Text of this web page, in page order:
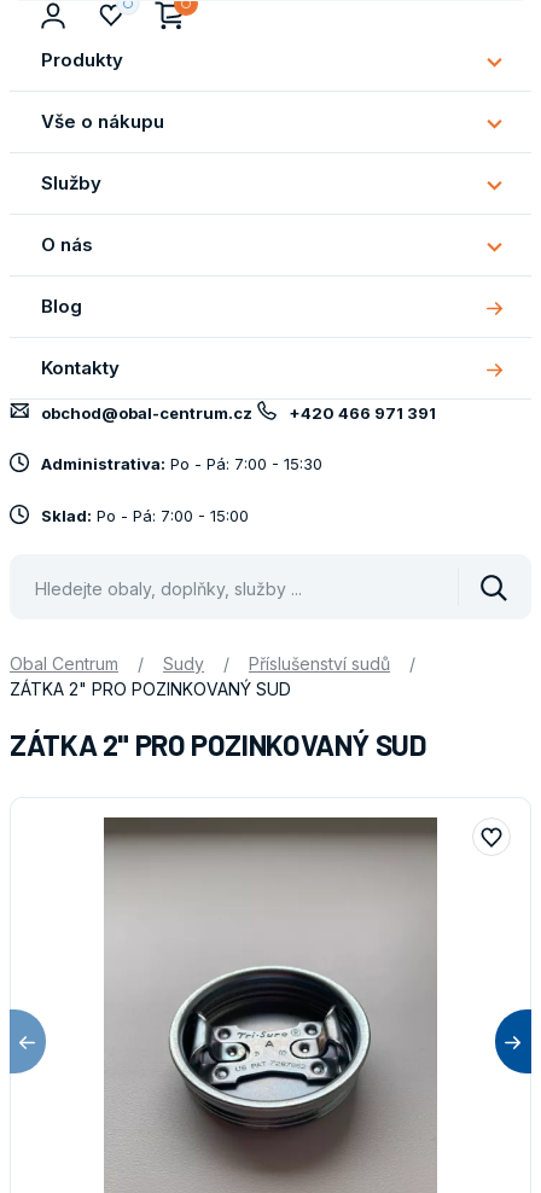
Produkty
Vše o nákupu
Vše
o
Služby
O nás
O
nás
Blog
Kontakty
obchod@obal-centrum.cz +420 466 971 391
Administrativa: Po - Pá: 7:00 - 15:30
Sklad: Po - Pá: 7:00 - 15:00
Obal Centrum / Sudy / Příslušenství sudů
/
ZÁTKA 2" PRO POZINKOVANÝ SUD
ZÁTKA 2" PRO POZINKOVANÝ SUD